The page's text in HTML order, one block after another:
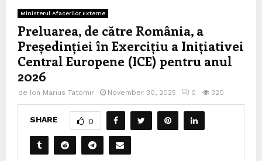
Ministerul Afacerilor Externe
Preluarea, de către România, a
Președinției în Exercițiu a Inițiativei
Central Europene (ICE) pentru anul
2026
de Ion Marius Tatomir November 30, 2025 0 320
SHARE 0